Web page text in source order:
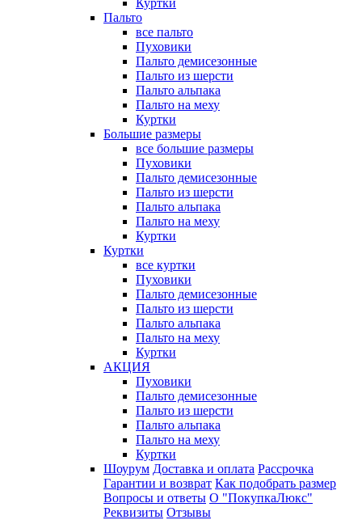
Куртки
Пальто
все пальто
Пуховики
Пальто демисезонные
Пальто из шерсти
Пальто альпака
Пальто на меху
Куртки
Большие размеры
все большие размеры
Пуховики
Пальто демисезонные
Пальто из шерсти
Пальто альпака
Пальто на меху
Куртки
Куртки
все куртки
Пуховики
Пальто демисезонные
Пальто из шерсти
Пальто альпака
Пальто на меху
Куртки
АКЦИЯ
Пуховики
Пальто демисезонные
Пальто из шерсти
Пальто альпака
Пальто на меху
Куртки
Шоурум Доставка и оплата Рассрочка
Гарантии и возврат Как подобрать размер
Вопросы и ответы О "ПокупкаЛюкс"
Реквизиты Отзывы